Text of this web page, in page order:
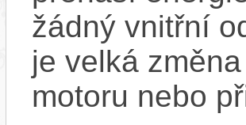
žádný vnitřní
je velká
motoru nebo